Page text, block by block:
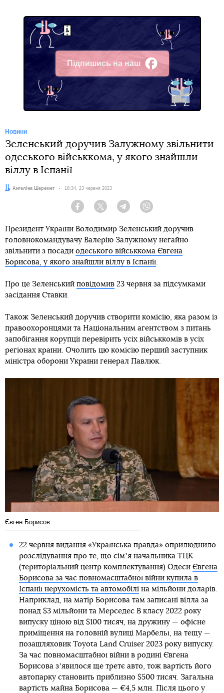
Підпишись на наш
Facebook
Новини
Зеленський доручив Залужному звільнити
одеського військкома, у якого знайшли
віллу в Іспанії
Автор:
Ангеліна Шеремет Дата:
18:34, 23 червня 2023
Facebook Twitter Telegram
Президент України Володимир Зеленський доручив
головнокомандувачу Валерію Залужному негайно
звільнити з посади одеського військкома Євгена
Борисова, у якого знайшли віллу в Іспанії.
Про це Зеленський повідомив 23 червня за підсумками
засідання Ставки.
Також Зеленський доручив створити комісію, яка разом із
правоохоронцями та Національним агентством з питань
запобігання корупції перевірить усіх військкомів в усіх
регіонах країни. Очолить цю комісію перший заступник
міністра оборони України генерал Павлюк.
Євген Борисов.
22 червня видання «Українська правда» оприлюднило
розслідування про те, що сімʼя начальника ТЦК
(територіальний центр комплектування) Одеси Євгена
Борисова за час повномасштабної війни купила в
Іспанії нерухомість та автомобілі на мільйони доларів.
Наприклад, на матір Борисова там записані вілла за
понад $3 мільйони та Мерседес В класу 2022 року
випуску ціною від $100 тисяч, на дружину — офісне
приміщення на головній вулиці Марбельї, на тещу —
позашляховик Toyota Land Cruiser 2023 року випуску.
За час повномасштабної війни в родині Євгена
Борисова зʼявилося ще третє авто, тож вартість його
автопарку становить приблизно $500 тисяч. Загальна
вартість майна Борисова — €4,5 млн. Після цього у